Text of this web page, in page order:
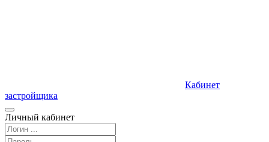
Кабинет
застройщика
Личный кабинет